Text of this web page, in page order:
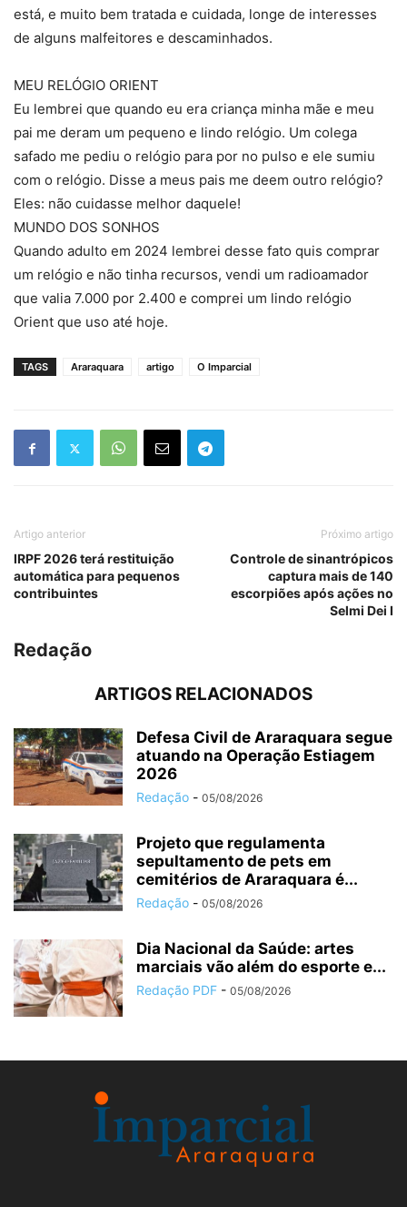
está, e muito bem tratada e cuidada, longe de interesses
de alguns malfeitores e descaminhados.
MEU RELÓGIO ORIENT
Eu lembrei que quando eu era criança minha mãe e meu
pai me deram um pequeno e lindo relógio. Um colega
safado me pediu o relógio para por no pulso e ele sumiu
com o relógio. Disse a meus pais me deem outro relógio?
Eles: não cuidasse melhor daquele!
MUNDO DOS SONHOS
Quando adulto em 2024 lembrei desse fato quis comprar
um relógio e não tinha recursos, vendi um radioamador
que valia 7.000 por 2.400 e comprei um lindo relógio
Orient que uso até hoje.
TAGS Araraquara artigo O Imparcial
Artigo anterior
IRPF 2026 terá restituição
automática para pequenos
contribuintes
Próximo artigo
Controle de sinantrópicos
captura mais de 140
escorpiões após ações no
Selmi Dei I
Redação
ARTIGOS RELACIONADOS
Defesa Civil de Araraquara segue
atuando na Operação Estiagem
2026
Redação - 05/08/2026
Projeto que regulamenta
sepultamento de pets em
cemitérios de Araraquara é...
Redação - 05/08/2026
Dia Nacional da Saúde: artes
marciais vão além do esporte e...
Redação PDF - 05/08/2026